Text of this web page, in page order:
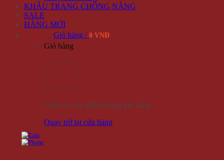
KHẨU TRANG CHỐNG NẮNG
SALE
HÀNG MỚI
Giỏ hàng / 0 VNĐ
Giỏ hàng
Chưa có sản phẩm trong giỏ hàng.
Quay trở lại cửa hàng